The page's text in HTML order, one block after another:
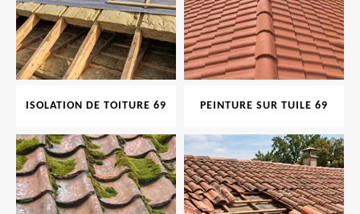
ISOLATION DE TOITURE 69 PEINTURE SUR TUILE 69